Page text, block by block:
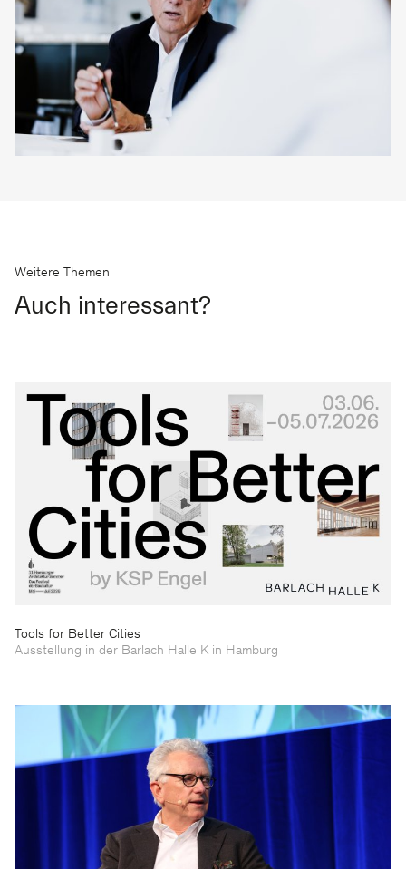
Weitere Themen
Auch interessant?
Tools for Better Cities
Ausstellung in der Barlach Halle K in Hamburg